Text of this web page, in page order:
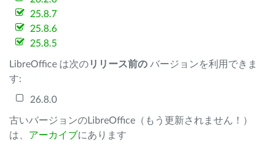
25.8.7
25.8.6
25.8.5
LibreOffice は次のリリース前の バージョンを利用できま
す:
26.8.0
古いバージョンのLibreOffice（もう更新されません！）
は、 アーカイブにあります